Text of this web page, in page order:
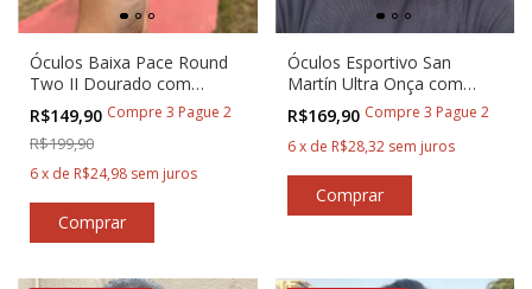
Óculos Baixa Pace Round
Two II Dourado com
Marrom para Corredores
R$149,90 Compre 3 Pague 2
R$199,90
6x de R$24,98 sem juros
Óculos Esportivo San
Martín Ultra Onça com
Rosa
R$169,90 Compre 3 Pague 2
6 x de R$28,32 sem juros